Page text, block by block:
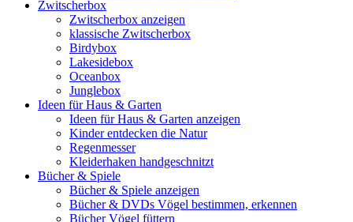
Zwitscherbox
Zwitscherbox anzeigen
klassische Zwitscherbox
Birdybox
Lakesidebox
Oceanbox
Junglebox
Ideen für Haus & Garten
Ideen für Haus & Garten anzeigen
Kinder entdecken die Natur
Regenmesser
Kleiderhaken handgeschnitzt
Bücher & Spiele
Bücher & Spiele anzeigen
Bücher & DVDs Vögel bestimmen, erkennen
Bücher Vögel füttern